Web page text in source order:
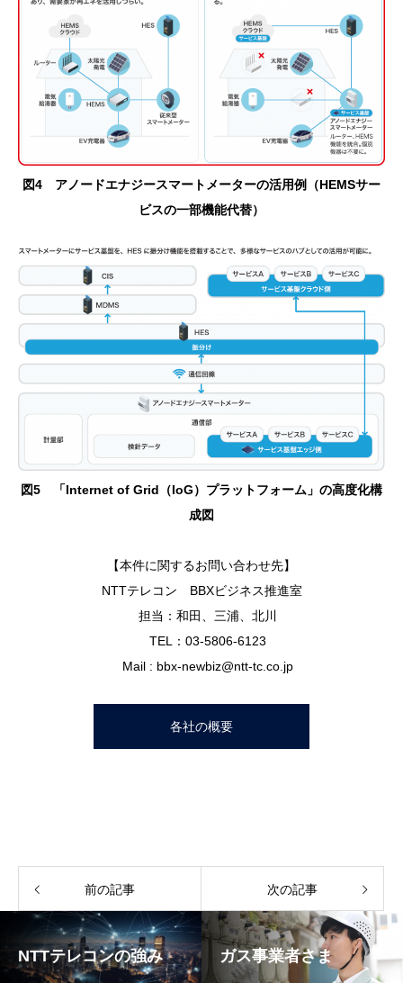
図4 アノードエナジースマートメーターの活用例（HEMSサー
ビスの一部機能代替）
図5 「Internet of Grid（IoG）プラットフォーム」の高度化構
成図
【本件に関するお問い合わせ先】
NTTテレコン BBXビジネス推進室
担当：和田、三浦、北川
TEL：03-5806-6123
Mail : bbx-newbiz@ntt-tc.co.jp
各社の概要
前の記事 次の記事
NTTテレコンの強み ガス事業者さま